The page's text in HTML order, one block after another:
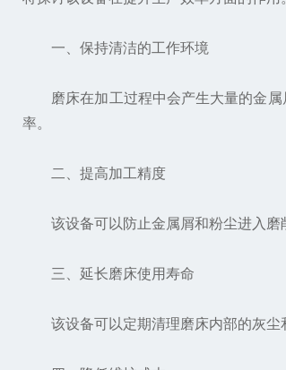
一、保持清洁的工作环境
磨床在加工过程中会产生大量的金属
率。
二、提高加工精度
该设备可以防止金属屑和粉尘进入磨削
三、延长磨床使用寿命
该设备可以定期清理磨床内部的灰尘和